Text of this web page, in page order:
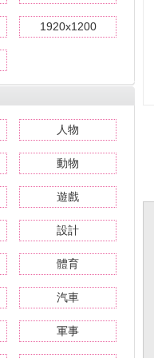
1920x1200
人物
動物
遊戲
設計
體育
汽車
軍事